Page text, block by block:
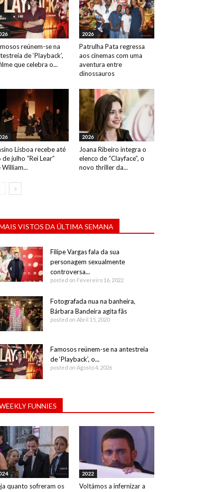
reúnem-se na
de ‘Playback’,
que celebra o...
2026
Patrulha Pata regressa
aos cinemas com uma
aventura entre
dinossauros
Lisboa recebe até
de julho “Rei Lear”
William...
2026
Joana Ribeiro integra o
elenco de “Clayface”, o
novo thriller da...
VISTOS DA ÚLTIMA SEMANA
Filipe Vargas fala da sua
personagem sexualmente
controversa...
posted on Fevereiro 16, 2022
Fotografada nua na banheira,
Bárbara Bandeira agita fãs
posted on Abril 15, 2020
Famosos reúnem-se na antestreia
de ‘Playback’, o...
posted on Agosto 4, 2026
FUNNIES
quanto sofreram os
2022
Voltámos a infernizar a